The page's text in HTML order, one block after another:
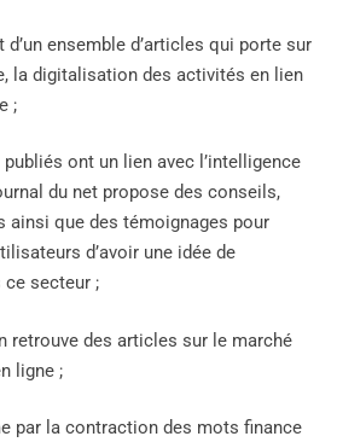
d’un ensemble d’articles qui porte sur
la digitalisation des activités en lien
;
ont un lien avec l’intelligence
du net propose des conseils,
ainsi que des témoignages pour
d’avoir une idée de
ce secteur ;
retrouve des articles sur le marché
ligne ;
par la contraction des mots finance